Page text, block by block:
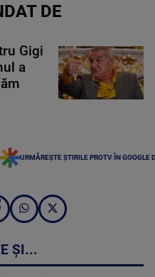
DE
Gigi
a
URMĂREȘTE ȘTIRILE PROTV ÎN GOOGLE
ȘI...